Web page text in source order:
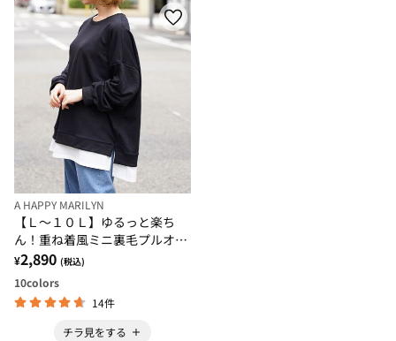
A HAPPY MARILYN
【Ｌ～１０Ｌ】ゆるっと楽ち
ん！重ね着風ミニ裏毛プルオー
バー
¥2,890 (税込)
10colors
14件
チラ見をする